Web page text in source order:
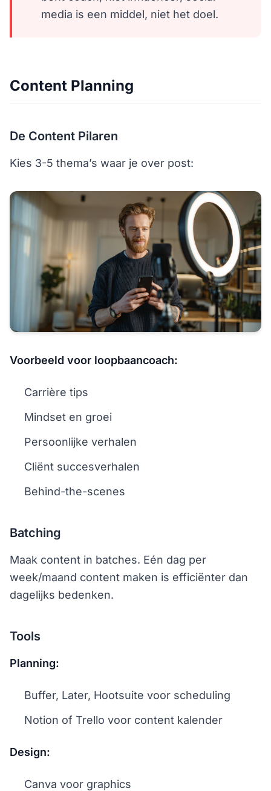
media is een middel, niet het doel.
Content Planning
De Content Pilaren
Kies 3-5 thema’s waar je over post:
Voorbeeld voor loopbaancoach:
Carrière tips
Mindset en groei
Persoonlijke verhalen
Cliënt succesverhalen
Behind-the-scenes
Batching
Maak content in batches. Eén dag per
week/maand content maken is efficiënter dan
dagelijks bedenken.
Tools
Planning:
Buffer, Later, Hootsuite voor scheduling
Notion of Trello voor content kalender
Design:
Canva voor graphics